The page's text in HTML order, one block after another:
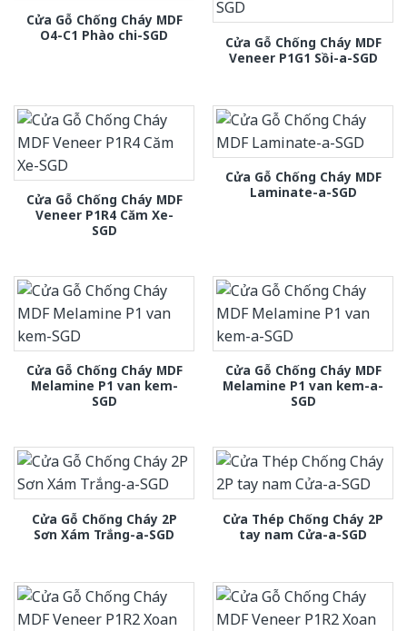
Cửa Gỗ Chống Cháy MDF
O4-C1 Phào chi-SGD
Cửa Gỗ Chống Cháy MDF
Veneer P1G1 Sồi-a-SGD
Cửa Gỗ Chống Cháy MDF
Veneer P1R4 Căm Xe-
SGD
Cửa Gỗ Chống Cháy MDF
Laminate-a-SGD
Cửa Gỗ Chống Cháy MDF
Melamine P1 van kem-
SGD
Cửa Gỗ Chống Cháy MDF
Melamine P1 van kem-a-
SGD
Cửa Gỗ Chống Cháy 2P
Sơn Xám Trắng-a-SGD
Cửa Thép Chống Cháy 2P
tay nam Cửa-a-SGD